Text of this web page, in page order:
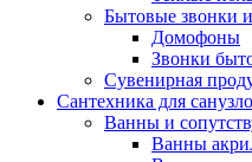
Бытовые звонки
Домофоны
Звонки
Сувенирная
Сантехника для
Ванны и
Ванны